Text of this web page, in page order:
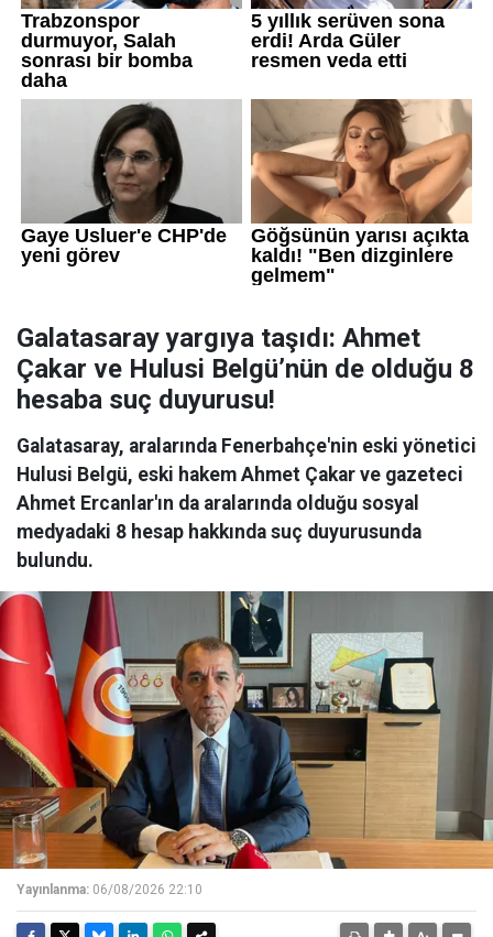
Galatasaray yargıya taşıdı: Ahmet
Çakar ve Hulusi Belgü’nün de olduğu 8
hesaba suç duyurusu!
Galatasaray, aralarında Fenerbahçe'nin eski yönetici
Hulusi Belgü, eski hakem Ahmet Çakar ve gazeteci
Ahmet Ercanlar'ın da aralarında olduğu sosyal
medyadaki 8 hesap hakkında suç duyurusunda
bulundu.
Yayınlanma: 06/08/2026 22:10